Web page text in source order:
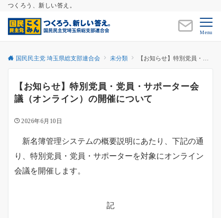
つくろう、新しい答え。
Menu
国民民主党 埼玉県総支部連合会 未分類 【お知らせ】特別党員・党員・サポーター会議（オンライン）の開催について
【お知らせ】特別党員・党員・サポーター会
議（オンライン）の開催について
2026年6月10日
新名簿管理システムの概要説明にあたり、下記の通
り、特別党員・党員・サポーターを対象にオンライン
会議を開催します。
記